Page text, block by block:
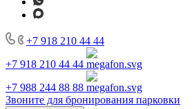
+7 918 210 44 44
+7 918 210 44 44
+7 988 244 88 88
Звоните для бронирования парковки